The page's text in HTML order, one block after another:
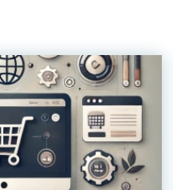
рекламный бюджет